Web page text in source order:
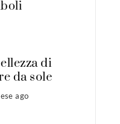
di
da sole
ago